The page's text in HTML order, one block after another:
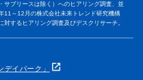
サブリースは除く）へのヒアリング調査、並
11～12月の株式会社未来トレンド研究機構
対するヒアリング調査及びデスクリサーチ。
イパーク」